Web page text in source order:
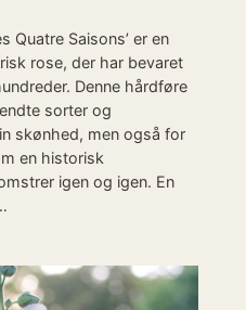
Quatre Saisons’ er en
rose, der har bevaret
Denne hårdføre
sorter og
skønhed, men også for
en historisk
igen og igen. En